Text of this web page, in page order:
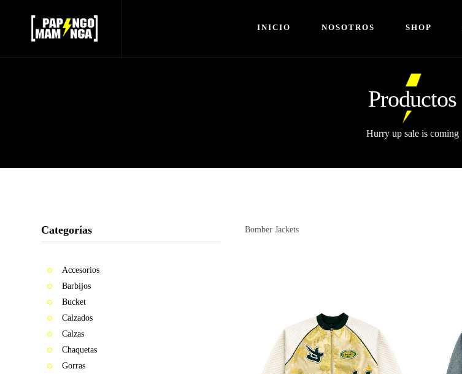
INICIO NOSOTROS SHOP
Productos
Hurry up sale is coming
Bomber Jackets
Categorías
Accesorios
Barbijos
Bucket
Calzados
Calzas
Chaquetas
Gorras
Nosotros
Barbijos
MOSQUITA
MUERTA
VOS